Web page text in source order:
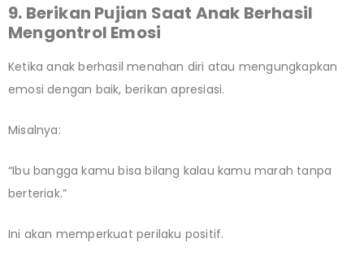
9. Berikan Pujian Saat Anak Berhasil
Mengontrol Emosi
Ketika anak berhasil menahan diri atau mengungkapkan
emosi dengan baik, berikan apresiasi.
Misalnya:
“Ibu bangga kamu bisa bilang kalau kamu marah tanpa
berteriak.”
Ini akan memperkuat perilaku positif.